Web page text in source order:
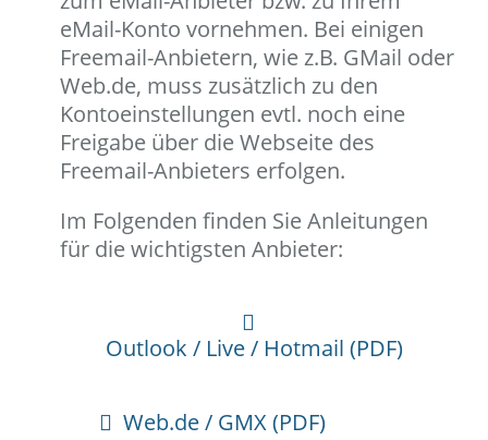
eMail-Konto vornehmen. Bei einigen
Freemail-Anbietern, wie z.B. GMail oder
Web.de, muss zusätzlich zu den
Kontoeinstellungen evtl. noch eine
Freigabe über die Webseite des
Freemail-Anbieters erfolgen.
Im Folgenden finden Sie Anleitungen
für die wichtigsten Anbieter:
Outlook / Live / Hotmail (PDF)
Web.de / GMX (PDF)